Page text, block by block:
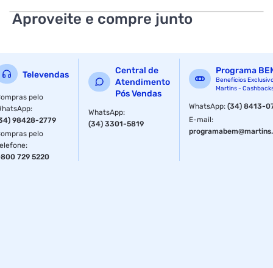
Aproveite e compre junto
Televendas
pelo
:
98428-2779
pelo
:
729 5220
Central de
Atendimento
Pós Vendas
WhatsApp:
(34) 3301-5819
Programa
Benefícios
Martins -
WhatsApp:(34) 8413-
E-mail: